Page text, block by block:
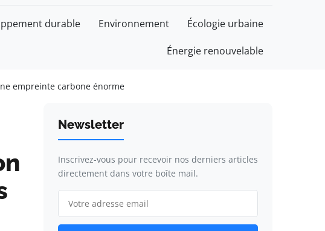
durable Environnement Écologie urbaine
Énergie renouvelable
empreinte carbone énorme
Newsletter
Inscrivez-vous pour recevoir nos derniers articles
directement dans votre boîte mail.